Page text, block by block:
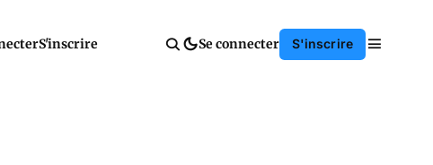
S'inscrire Se connecter S'inscrire